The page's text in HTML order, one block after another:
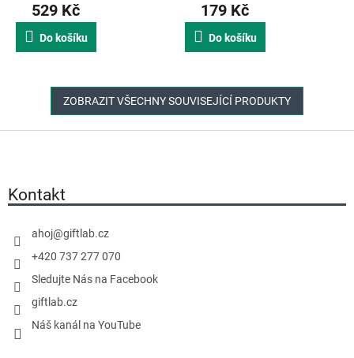
529 Kč
Do košíku
179 Kč
Do košíku
ZOBRAZIT VŠECHNY SOUVISEJÍCÍ PRODUKTY
Kontakt
ahoj@giftlab.cz
+420 737 277 070
Sledujte Nás na Facebook
giftlab.cz
Náš kanál na YouTube